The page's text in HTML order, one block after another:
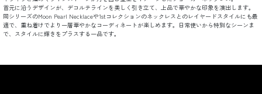
首元に沿うデザインが、デコルテラインを美しく引き立て、上品で華やかな印象を演出します。
同シリーズのMoon Pearl Necklaceや1stコレクションのネックレスとのレイヤードスタイルにも最
適で、重ね着けでより一層華やかなコーディネートが楽しめます。日常使いから特別なシーンま
で、スタイルに輝きをプラスする一品です。